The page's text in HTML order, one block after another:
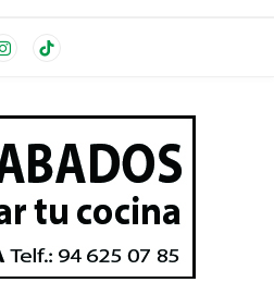
InstagramTikTok